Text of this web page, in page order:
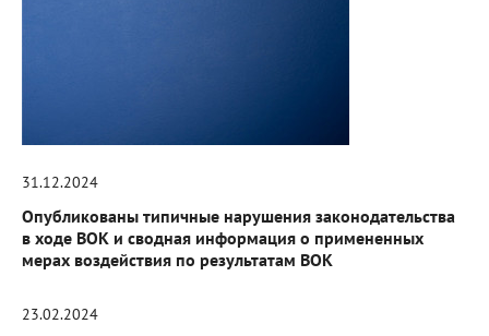
31.12.2024
Опубликованы типичные нарушения законодательства
в ходе ВОК и сводная информация о примененных
мерах воздействия по результатам ВОК
23.02.2024